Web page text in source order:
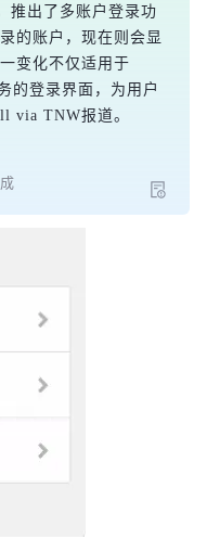
推出了多账户登录功
的账户，现在则会显
变化不仅适用于
的登录界面，为用户
via TNW报道。